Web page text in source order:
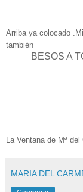
Arriba ya colocado
también
BESOS A
La Ventana de Mª
MARIA DEL